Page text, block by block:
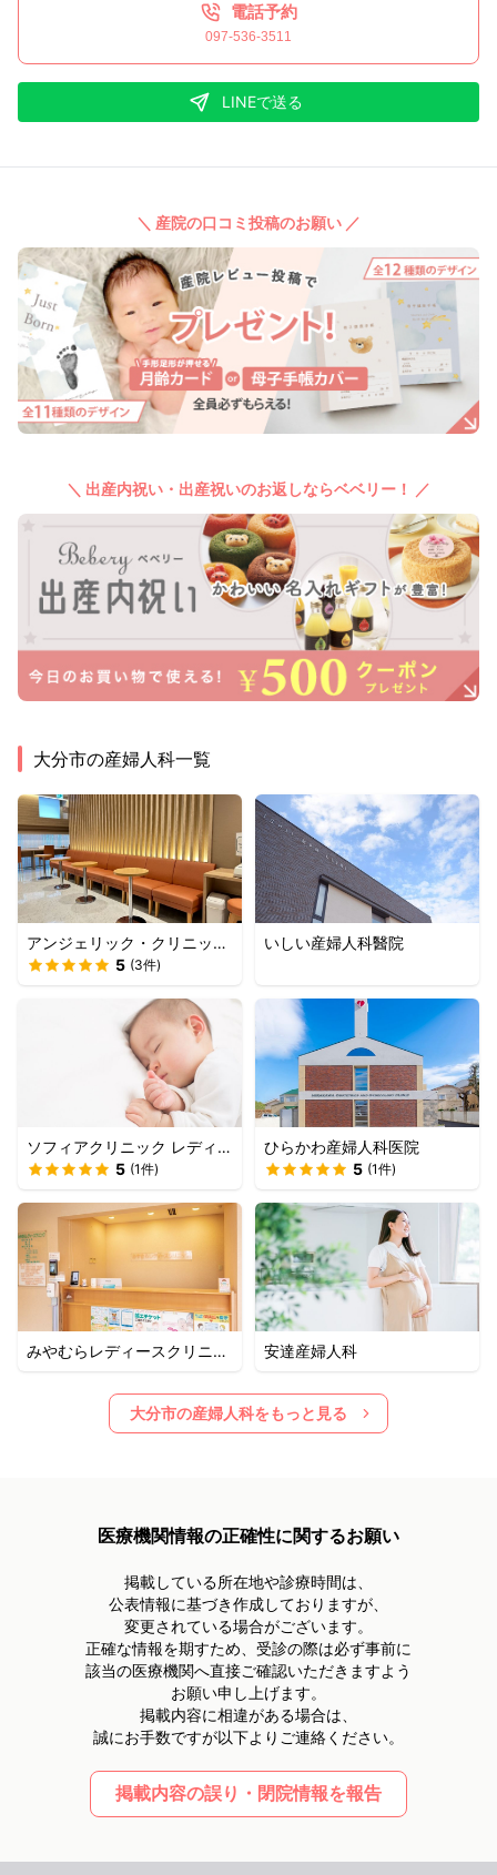
電話予約
097-536-3511
LINEで送る
＼ 産院の口コミ投稿のお願い ／
＼ 出産内祝い・出産祝いのお返しならベベリー！ ／
大分市の産婦人科一覧
アンジェリック・クリニック
浦田
5 (3件)
いしい産婦人科醫院
ソフィアクリニック レディー
ス＆チャイルド
5 (1件)
ひらかわ産婦人科医院
5 (1件)
みやむらレディースクリニッ
安達産婦人科
大分市の産婦人科をもっと見る
医療機関情報の正確性に関するお願い
掲載している所在地や診療時間は、
公表情報に基づき作成しておりますが、
変更されている場合がございます。
正確な情報を期すため、受診の際は必ず事前に
該当の医療機関へ直接ご確認いただきますよう
お願い申し上げます。
掲載内容に相違がある場合は、
誠にお手数ですが以下よりご連絡ください。
掲載内容の誤り・閉院情報を報告